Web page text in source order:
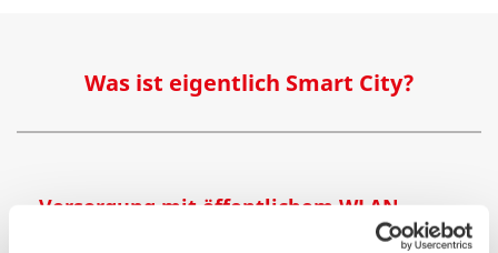
Was ist eigentlich Smart City?
Versorgung mit öffentlichem WLAN
Mit schnellem WLAN punktet Ihre Kommune bei